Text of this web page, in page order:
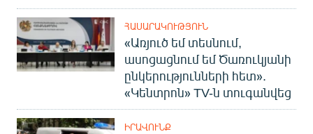
ՀԱՍԱՐԱԿՈՒԹՅՈՒՆ
«Առյուծ եմ տեսնում,
ասոցացնում եմ Ծառուկյանի
ընկերությունների հետ».
«Կենտրոն» TV-ն տուգանվեց
ԻՐԱՎՈՒՆՔ